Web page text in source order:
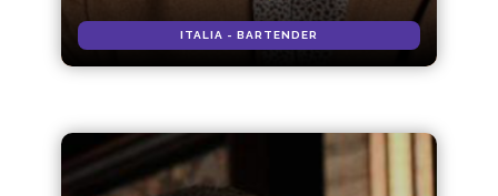
ITALIA - BARTENDER